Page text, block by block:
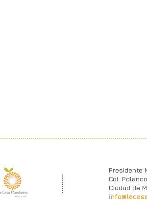
Presidente
Col. Polanco
Ciudad de